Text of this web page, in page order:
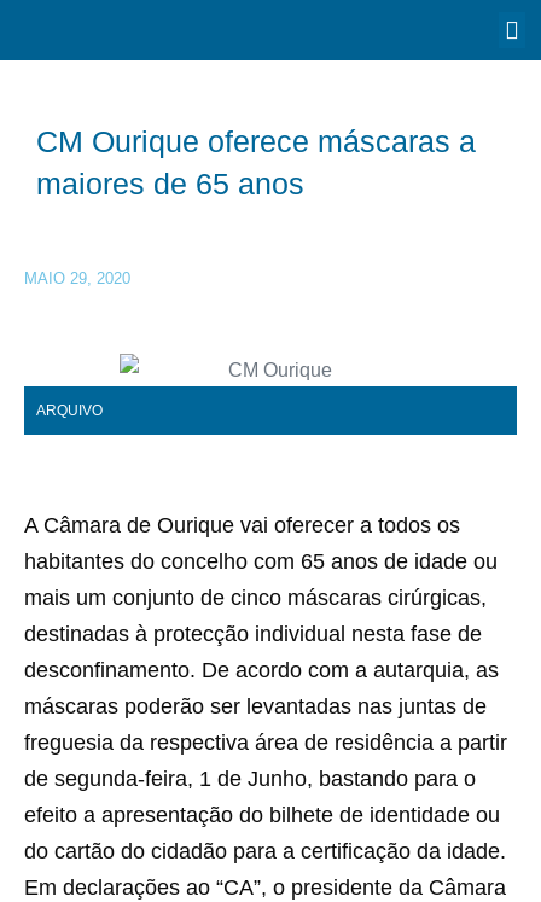
CM Ourique oferece máscaras a
maiores de 65 anos
MAIO 29, 2020
ARQUIVO
A Câmara de Ourique vai oferecer a todos os
habitantes do concelho com 65 anos de idade ou
mais um conjunto de cinco máscaras cirúrgicas,
destinadas à protecção individual nesta fase de
desconfinamento. De acordo com a autarquia, as
máscaras poderão ser levantadas nas juntas de
freguesia da respectiva área de residência a partir
de segunda-feira, 1 de Junho, bastando para o
efeito a apresentação do bilhete de identidade ou
do cartão do cidadão para a certificação da idade.
Em declarações ao “CA”, o presidente da Câmara